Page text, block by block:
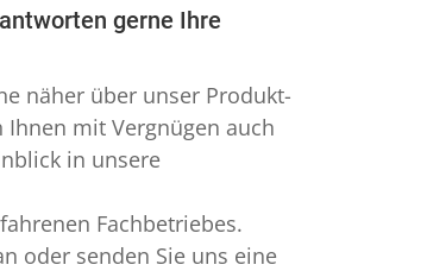
gerne Ihre
näher über unser Produkt-
mit Vergnügen auch
in unsere
Fachbetriebes.
oder senden Sie uns eine